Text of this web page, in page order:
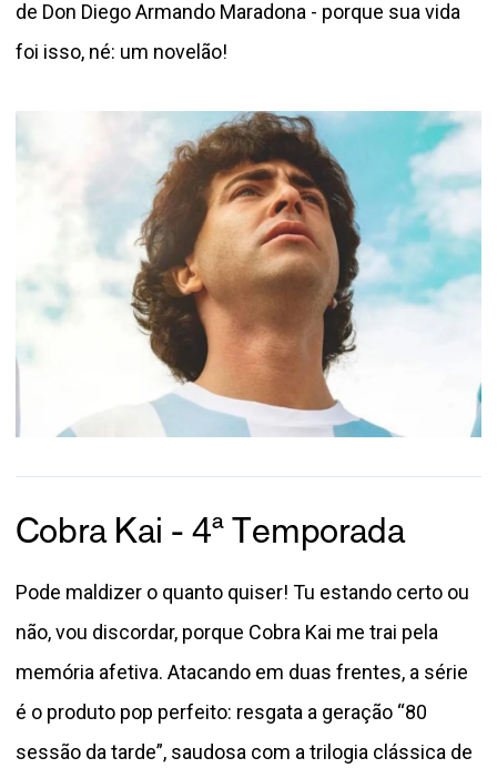
de Don Diego Armando Maradona - porque sua vida
foi isso, né: um novelão!
Cobra Kai - 4ª Temporada
Pode maldizer o quanto quiser! Tu estando certo ou
não, vou discordar, porque Cobra Kai me trai pela
memória afetiva. Atacando em duas frentes, a série
é o produto pop perfeito: resgata a geração “80
sessão da tarde”, saudosa com a trilogia clássica de